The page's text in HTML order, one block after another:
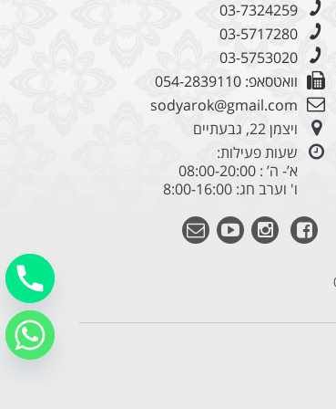
03-7324259
03-5717280
03-5753020
וואטסאפ: 054-2839110
sodyarok@gmail.com
ויצמן 22, גבעתיים
שעות פעילות:
א’- ה’ : 08:00-20:00
ו' וערב חג: 8:00-16:00